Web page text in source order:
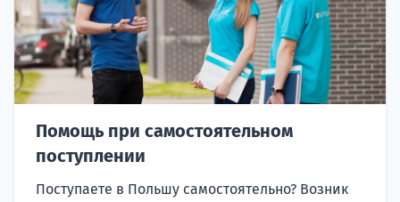
Помощь при самостоятельном
поступлении
Поступаете в Польшу самостоятельно? Возник